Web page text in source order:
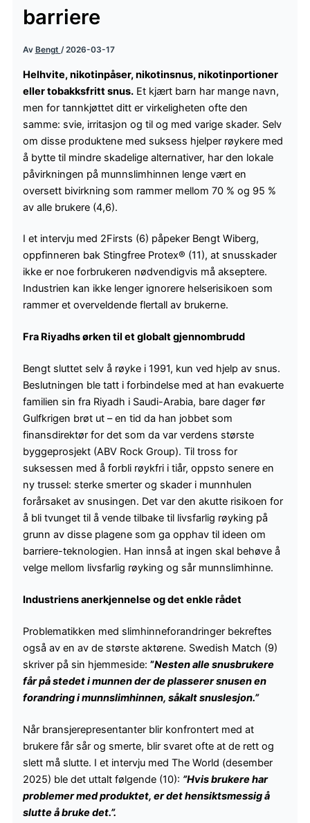
barriere
Av Bengt /2026-03-17
Helhvite, nikotinpåser, nikotinsnus, nikotinportioner
eller tobakksfritt snus.Et kjært barn har mange navn,
men for tannkjøttet ditt er virkeligheten ofte den
samme: svie, irritasjon og til og med varige skader. Selv
om disse produktene med suksess hjelper røykere med
å bytte til mindre skadelige alternativer, har den lokale
påvirkningen på munnslimhinnen lenge vært en
oversett bivirkning som rammer mellom 70 % og 95 %
av alle brukere (4,6).
I et intervju med 2Firsts (6) påpeker Bengt Wiberg,
oppfinneren bak Stingfree Protex® (11), at snusskader
ikke er noe forbrukeren nødvendigvis må akseptere.
Industrien kan ikke lenger ignorere helserisikoen som
rammer et overveldende flertall av brukerne.
Fra Riyadhs ørken til et globalt gjennombrudd
Bengt sluttet selv å røyke i 1991, kun ved hjelp av snus.
Beslutningen ble tatt i forbindelse med at han evakuerte
familien sin fra Riyadh i Saudi-Arabia, bare dager før
Gulfkrigen brøt ut – en tid da han jobbet som
finansdirektør for det som da var verdens største
byggeprosjekt (ABV Rock Group). Til tross for
suksessen med å forbli røykfri i tiår, oppsto senere en
ny trussel: sterke smerter og skader i munnhulen
forårsaket av snusingen. Det var den akutte risikoen for
å bli tvunget til å vende tilbake til livsfarlig røyking på
grunn av disse plagene som ga opphav til ideen om
barriere-teknologien. Han innså at ingen skal behøve å
velge mellom livsfarlig røyking og sår munnslimhinne.
Industriens anerkjennelse og det enkle rådet
Problematikken med slimhinneforandringer bekreftes
også av en av de største aktørene. Swedish Match (9)
skriver på sin hjemmeside: ”Nesten alle snusbrukere
får på stedet i munnen der de plasserer snusen en
forandring i munnslimhinnen, såkalt snuslesjon.”
Når bransjerepresentanter blir konfrontert med at
brukere får sår og smerte, blir svaret ofte at de rett og
slett må slutte. I et intervju med The World (desember
2025) ble det uttalt følgende (10): ”Hvis brukere har
problemer med produktet, er det hensiktsmessig å
slutte å bruke det.”.